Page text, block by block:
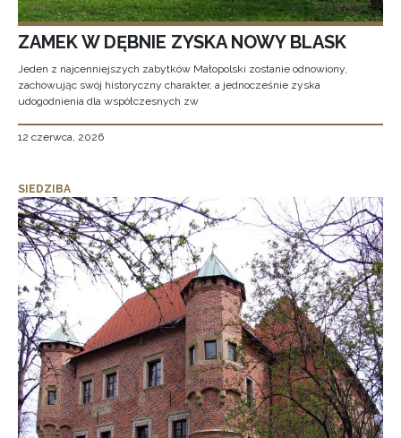
ZAMEK W DĘBNIE ZYSKA NOWY BLASK
Jeden z najcenniejszych zabytków Małopolski zostanie odnowiony,
zachowując swój historyczny charakter, a jednocześnie zyska
udogodnienia dla współczesnych zw
12 czerwca, 2026
SIEDZIBA